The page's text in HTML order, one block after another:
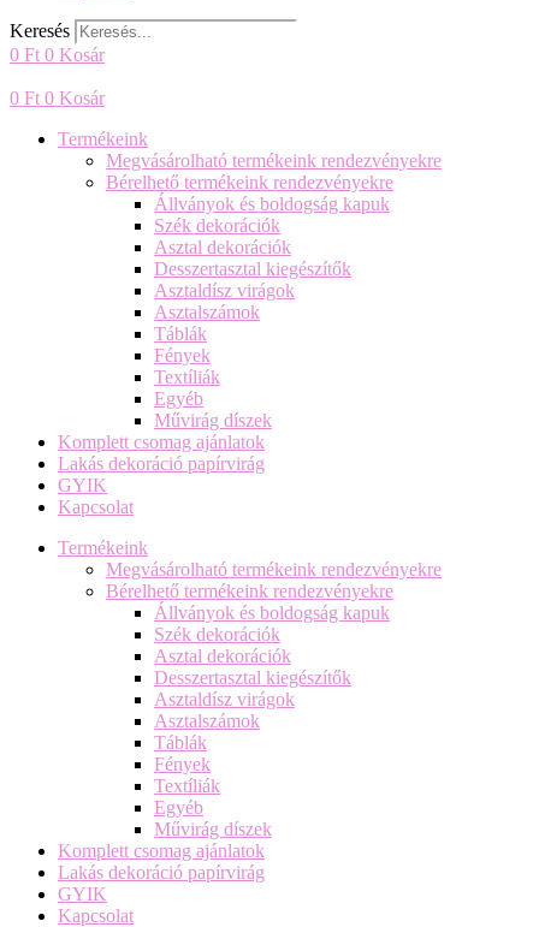
Keresés
0 Ft 0 Kosár
0 Ft 0 Kosár
Termékeink
Megvásárolható termékeink rendezvényekre
Bérelhető termékeink rendezvényekre
Állványok és boldogság kapuk
Szék dekorációk
Asztal dekorációk
Desszertasztal kiegészítők
Asztaldísz virágok
Asztalszámok
Táblák
Fények
Textíliák
Egyéb
Művirág díszek
Komplett csomag ajánlatok
Lakás dekoráció papírvirág
GYIK
Kapcsolat
Termékeink
Megvásárolható termékeink rendezvényekre
Bérelhető termékeink rendezvényekre
Állványok és boldogság kapuk
Szék dekorációk
Asztal dekorációk
Desszertasztal kiegészítők
Asztaldísz virágok
Asztalszámok
Táblák
Fények
Textíliák
Egyéb
Művirág díszek
Komplett csomag ajánlatok
Lakás dekoráció papírvirág
GYIK
Kapcsolat